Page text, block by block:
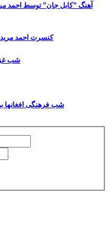
آهنگ ”کابل جان” توسط احمد
کنسرت احمد
شب
شب فرهنگی افغانها